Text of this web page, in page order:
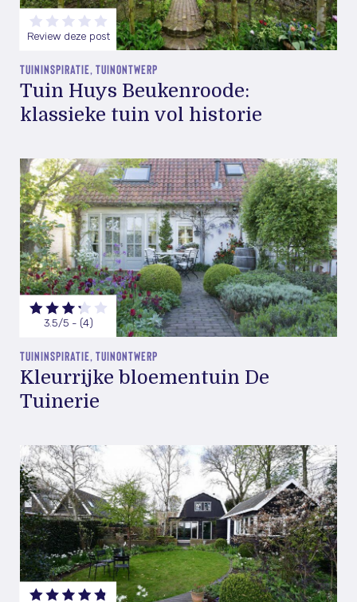
Review deze post
TUININSPIRATIE, TUINONTWERP
Tuin Huys Beukenroode:
klassieke tuin vol historie
3.5/5 - (4)
TUININSPIRATIE, TUINONTWERP
Kleurrijke bloementuin De
Tuinerie